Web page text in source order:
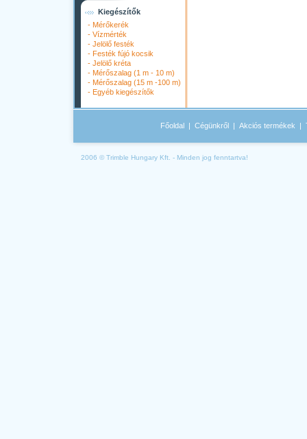
Kiegészítők
- Mérőkerék
- Vízmérték
- Jelölő festék
- Festék fújó kocsik
- Jelölő kréta
- Mérőszalag (1 m - 10 m)
- Mérőszalag (15 m -100 m)
- Egyéb kiegészítők
Főoldal | Cégünkről | Akciós termékek |
2006 © Trimble Hungary Kft. - Minden jog fenntartva!